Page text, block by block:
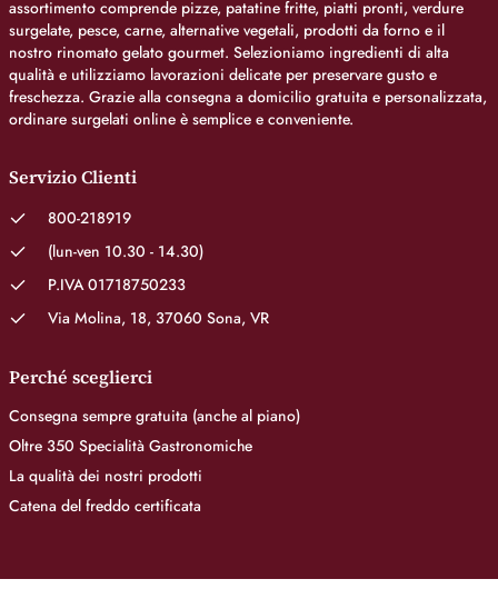
assortimento comprende pizze, patatine fritte, piatti pronti, verdure
surgelate, pesce, carne, alternative vegetali, prodotti da forno e il
nostro rinomato gelato gourmet. Selezioniamo ingredienti di alta
qualità e utilizziamo lavorazioni delicate per preservare gusto e
freschezza. Grazie alla consegna a domicilio gratuita e personalizzata,
ordinare surgelati online è semplice e conveniente.
Servizio Clienti
800-218919
(lun-ven 10.30 - 14.30)
P.IVA 01718750233
Via Molina, 18, 37060 Sona, VR
Perché sceglierci
Consegna sempre gratuita (anche al piano)
Oltre 350 Specialità Gastronomiche
La qualità dei nostri prodotti
Catena del freddo certificata